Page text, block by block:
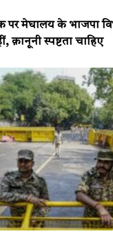
मेघालय के भाजपा
क़ानूनी स्पष्टता चाहिए